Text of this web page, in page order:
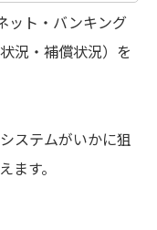
ット・バンキング
況・補償状況）を
ステムがいかに狙
ます。